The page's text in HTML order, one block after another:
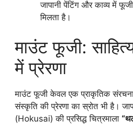
जापानी पेंटिंग और काव्य में
मिलता है।
माउंट फूजी:
में प्रेरणा
माउंट फूजी केवल एक प्राकृतिक
संस्कृति की प्रेरणा का स्रोत भी है।
(Hokusai) की प्रसिद्ध चित्रमाला